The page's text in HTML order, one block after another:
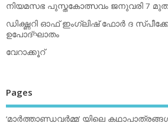
നിയമസഭ പുസ്തകോത്സവം ജനുവരി 7
ഡിക്ഷ്ണറി ഓഫ് ഇംഗ്ലിഷ് ഫോര്‍ ദ
ഉപോദ്ഘാതം
വേറാക്കൂറ്
Pages
‘മാര്‍ത്താണ്ഡവര്‍മ്മ’ യിലെ